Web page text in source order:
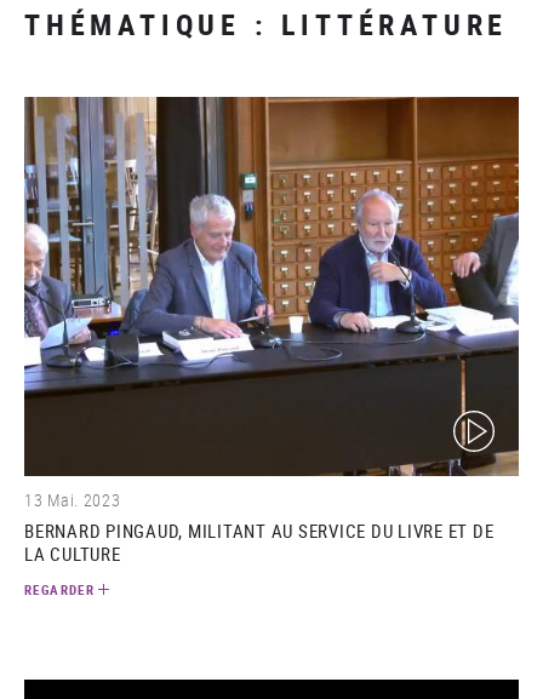
THÉMATIQUE : LITTÉRATURE
(video)
13 Mai. 2023
BERNARD PINGAUD, MILITANT AU SERVICE DU LIVRE ET DE
LA CULTURE
REGARDER